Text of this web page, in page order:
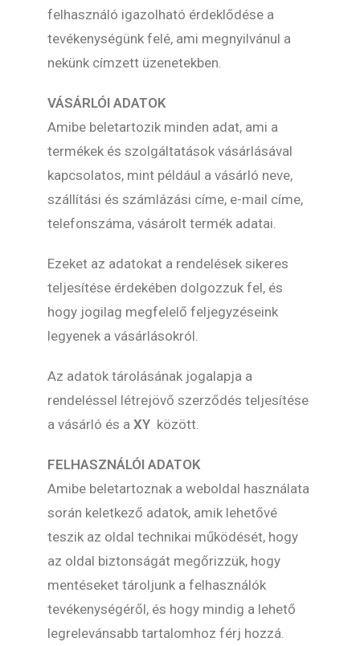
felhasználó igazolható érdeklődése a
tevékenységünk felé, ami megnyilvánul a
nekünk címzett üzenetekben.
VÁSÁRLÓI ADATOK
Amibe beletartozik minden adat, ami a
termékek és szolgáltatások vásárlásával
kapcsolatos, mint például a vásárló neve,
szállítási és számlázási címe, e-mail címe,
telefonszáma, vásárolt termék adatai.
Ezeket az adatokat a rendelések sikeres
teljesítése érdekében dolgozzuk fel, és
hogy jogilag megfelelő feljegyzéseink
legyenek a vásárlásokról.
Az adatok tárolásának jogalapja a
rendeléssel létrejövő szerződés teljesítése
a vásárló és aXY között.
FELHASZNÁLÓI ADATOK
Amibe beletartoznak a weboldal használata
során keletkező adatok, amik lehetővé
teszik az oldal technikai működését, hogy
az oldal biztonságát megőrizzük, hogy
mentéseket tároljunk a felhasználók
tevékenységéről, és hogy mindig a lehető
legrelevánsabb tartalomhoz férj hozzá.